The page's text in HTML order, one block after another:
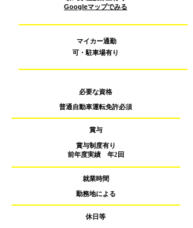
Googleマップでみる
マイカー通勤
可・駐車場有り
必要な資格
普通自動車運転免許必須
賞与
賞与制度有り
前年度実績 年2回
就業時間
勤務地による
休日等